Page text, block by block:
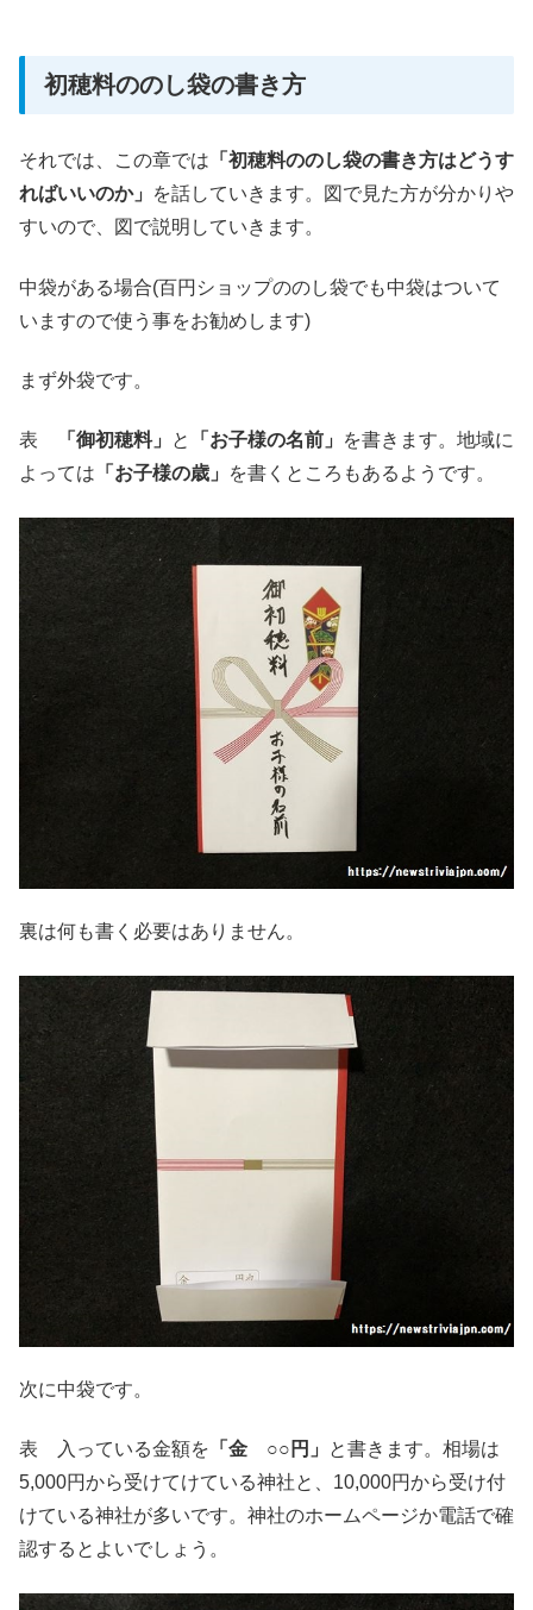
初穂料ののし袋の書き方
それでは、この章では 「初穂料ののし袋の書き方はどうす
ればいいのか」
を話していきます。図で見た方が分かりや
すいので、図で説明していきます。
中袋がある場合(百円ショップののし袋でも中袋はついて
いますので使う事をお勧めします)
まず外袋です。
表 「御初穂料」 と 「お子様の名前」
を書きます。地域に
よっては 「お子様の歳」 を書くところもあるようです。
裏は何も書く必要はありません。
次に中袋です。
表 入っている金額を 「金 ○○円」
と書きます。相場は
5,000円から受けてけている神社と、10,000円から受け付
けている神社が多いです。神社のホームページか電話で確
認するとよいでしょう。